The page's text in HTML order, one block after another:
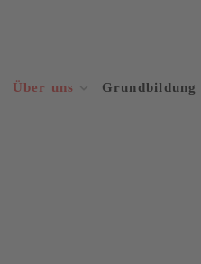
Über uns Grundbildung